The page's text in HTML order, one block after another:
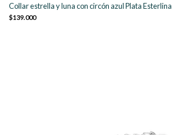
Collar estrella y luna con circón azul Plata Esterlina
$139.000